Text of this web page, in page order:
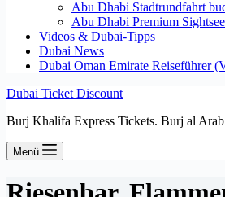
Abu Dhabi Stadtrundfahrt
Abu Dhabi Premium
Videos & Dubai-Tipps
Dubai News
Dubai Oman Emirate Reiseführer
Dubai Ticket Discount
Burj Khalifa Express Tickets. Burj al
Menü